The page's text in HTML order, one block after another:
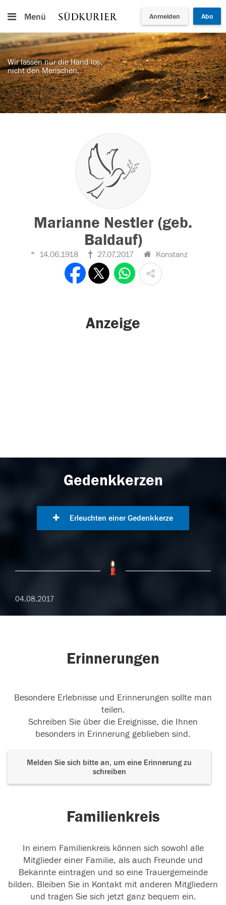
Menü Anmelden Abo
Wir lassen nur die Hand los,
nicht den Menschen.
Marianne Nestler (geb.
Baldauf)
14.06.1918 27.07.2017 Konstanz
Anzeige
Gedenkkerzen
Erleuchten einer Gedenkkerze
04.08.2017
Erinnerungen
Besondere Erlebnisse und Erinnerungen sollte man
teilen.
Schreiben Sie über die Ereignisse, die Ihnen
besonders in Erinnerung geblieben sind.
Melden Sie sich bitte an, um eine Erinnerung zu
schreiben
Familienkreis
In einem Familienkreis können sich sowohl alle
Mitglieder einer Familie, als auch Freunde und
Bekannte eintragen und so eine Trauergemeinde
bilden. Bleiben Sie in Kontakt mit anderen Mitgliedern
und tragen Sie sich jetzt ganz bequem ein.